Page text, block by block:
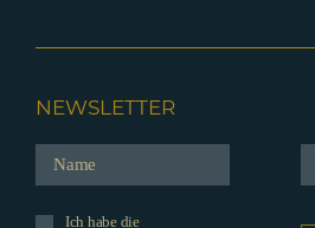
NEWSLETTER
Ich habe die